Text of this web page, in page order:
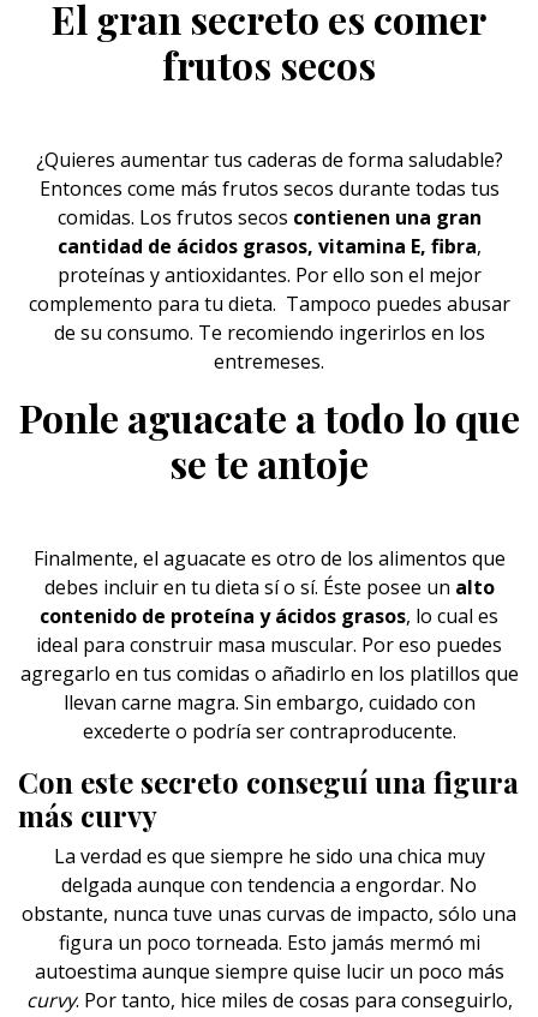
El gran secreto es comer
frutos secos
¿Quieres aumentar tus caderas de forma saludable?
Entonces come más frutos secos durante todas tus
comidas. Los frutos secos contienen una gran
cantidad de ácidos grasos, vitamina E, fibra,
proteínas y antioxidantes. Por ello son el mejor
complemento para tu dieta. Tampoco puedes abusar
de su consumo. Te recomiendo ingerirlos en los
entremeses.
Ponle aguacate a todo lo que
se te antoje
Finalmente, el aguacate es otro de los alimentos que
debes incluir en tu dieta sí o sí. Éste posee un alto
contenido de proteína y ácidos grasos, lo cual es
ideal para construir masa muscular. Por eso puedes
agregarlo en tus comidas o añadirlo en los platillos que
llevan carne magra. Sin embargo, cuidado con
excederte o podría ser contraproducente.
Con este secreto conseguí una figura
más curvy
La verdad es que siempre he sido una chica muy
delgada aunque con tendencia a engordar. No
obstante, nunca tuve unas curvas de impacto, sólo una
figura un poco torneada. Esto jamás mermó mi
autoestima aunque siempre quise lucir un poco más
curvy. Por tanto, hice miles de cosas para conseguirlo,